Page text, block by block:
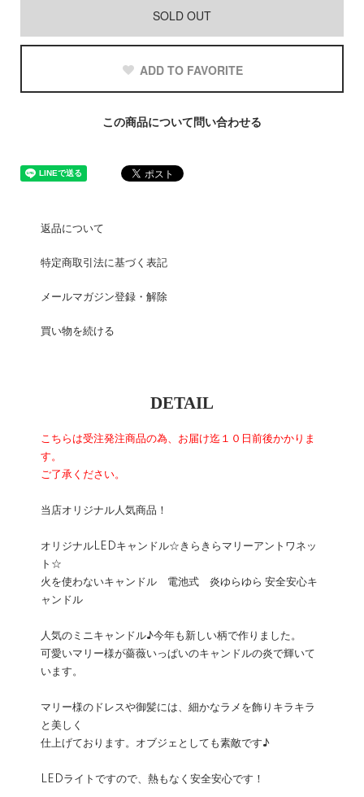
SOLD OUT
ADD TO FAVORITE
この商品について問い合わせる
返品について
特定商取引法に基づく表記
メールマガジン登録・解除
買い物を続ける
DETAIL
こちらは受注発注商品の為、お届け迄１０日前後かかりま
す。
ご了承ください。
当店オリジナル人気商品！
オリジナルLEDキャンドル☆きらきらマリーアントワネッ
ト☆
火を使わないキャンドル 電池式 炎ゆらゆら 安全安心キ
ャンドル
人気のミニキャンドル♪今年も新しい柄で作りました。
可愛いマリー様が薔薇いっぱいのキャンドルの炎で輝いて
います。
マリー様のドレスや御髪には、細かなラメを飾りキラキラ
と美しく
仕上げております。オブジェとしても素敵です♪
LEDライトですので、熱もなく安全安心です！